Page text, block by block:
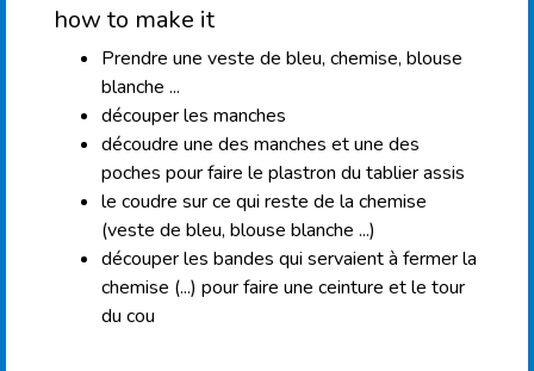
how to make it
Prendre une veste de bleu, chemise, blouse
blanche ...
découper les manches
découdre une des manches et une des
poches pour faire le plastron du tablier assis
le coudre sur ce qui reste de la chemise
(veste de bleu, blouse blanche ...)
découper les bandes qui servaient à fermer la
chemise (...) pour faire une ceinture et le tour
du cou